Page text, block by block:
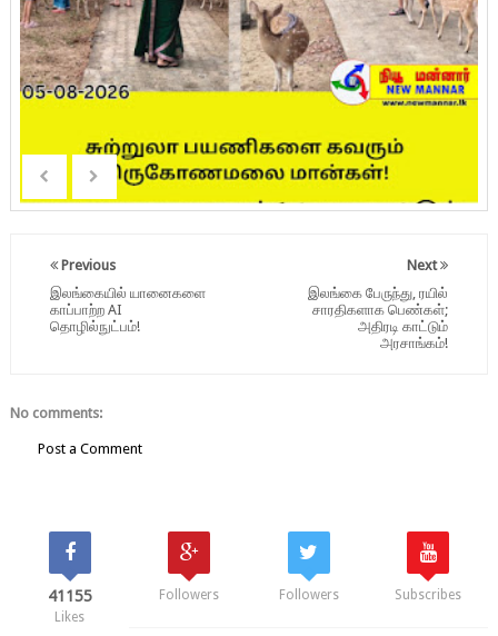
Next
இலங்கை பேருந்து, ரயில்
சாரதிகளாக பெண்கள்;
அதிரடி காட்டும்
அரசாங்கம்!
Previous
இலங்கையில் யானைகளை
காப்பாற்ற AI
தொழில்நுட்பம்!
No comments:
Post a Comment
41155
Likes
Followers Followers Subscribes